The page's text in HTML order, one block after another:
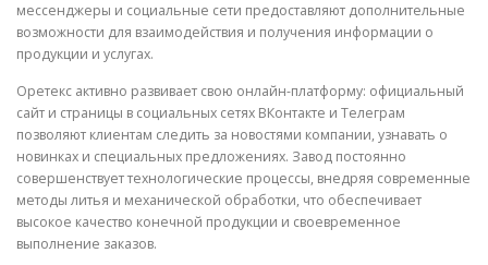
мессенджеры и социальные сети предоставляют дополнительные
возможности для взаимодействия и получения информации о
продукции и услугах.
Оретекс активно развивает свою онлайн-платформу: официальный
сайт и страницы в социальных сетях ВКонтакте и Телеграм
позволяют клиентам следить за новостями компании, узнавать о
новинках и специальных предложениях. Завод постоянно
совершенствует технологические процессы, внедряя современные
методы литья и механической обработки, что обеспечивает
высокое качество конечной продукции и своевременное
выполнение заказов.